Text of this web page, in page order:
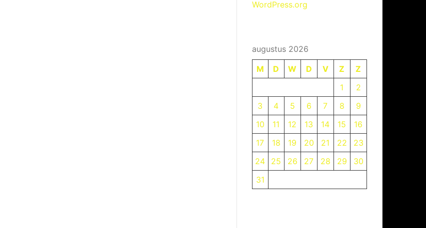
WordPress.org
augustus 2026
M
D W D V Z
Z
1
2
3
4 5 6 7 8
9
10
11 12 13 14 15
16
17
18 19 20 21 22
23
24
25 26 27 28 29
30
31